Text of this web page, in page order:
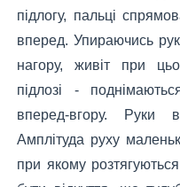
підлогу, пальці
вперед. Упираючись
нагору, живіт при
підлозі -
вперед-вгору. Руки
Амплітуда руху
при якому